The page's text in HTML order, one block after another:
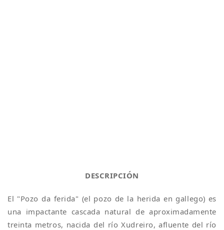
DESCRIPCIÓN
El "Pozo da ferida" (el pozo de la herida en gallego) es
una impactante cascada natural de aproximadamente
treinta metros, nacida del río Xudreiro, afluente del río